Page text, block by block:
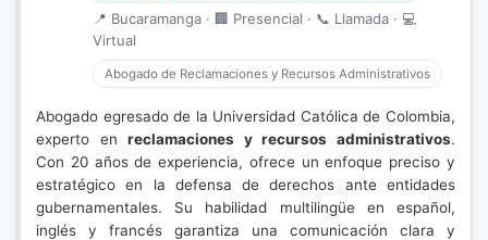
📍 Bucaramanga · 🏢 Presencial · 📞 Llamada · 💻
Virtual
Abogado de Reclamaciones y Recursos Administrativos
Abogado egresado de la Universidad Católica de Colombia,
experto enreclamaciones y recursos administrativos.
Con 20 años de experiencia, ofrece un enfoque preciso y
estratégico en la defensa de derechos ante entidades
gubernamentales. Su habilidad multilingüe en español,
inglés y francés garantiza una comunicación clara y